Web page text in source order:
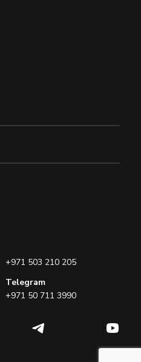
+971 503 210 205
Telegram
+971 50 711 3990